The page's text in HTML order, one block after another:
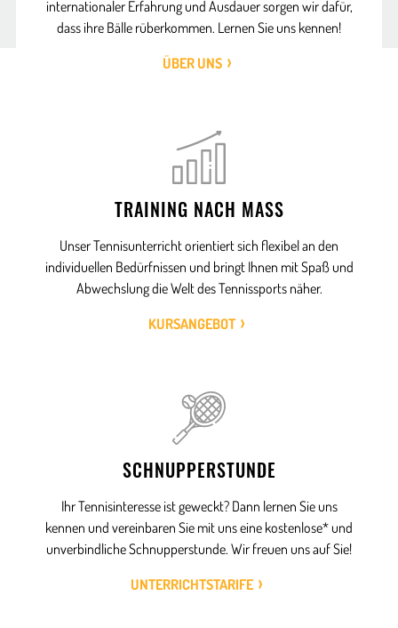
internationaler Erfahrung und Ausdauer sorgen wir dafür,
dass ihre Bälle rüberkommen. Lernen Sie uns kennen!
ÜBER UNS
TRAINING NACH MASS
Unser Tennisunterricht orientiert sich flexibel an den
individuellen Bedürfnissen und bringt Ihnen mit Spaß und
Abwechslung die Welt des Tennissports näher.
KURSANGEBOT
SCHNUPPERSTUNDE
Ihr Tennisinteresse ist geweckt? Dann lernen Sie uns
kennen und vereinbaren Sie mit uns eine kostenlose* und
unverbindliche Schnupperstunde. Wir freuen uns auf Sie!
UNTERRICHTSTARIFE